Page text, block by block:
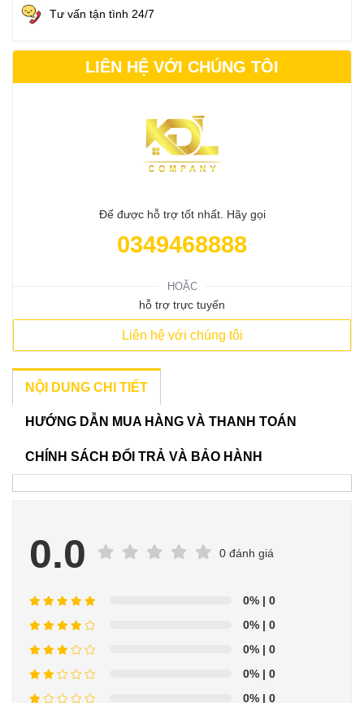
Tư vấn tận tình 24/7
LIÊN HỆ VỚI CHÚNG TÔI
Để được hỗ trợ tốt nhất. Hãy gọi
0349468888
HOẶC
hỗ trợ trực tuyến
Liên hệ với chúng tôi
NỘI DUNG CHI TIẾT
HƯỚNG DẪN MUA HÀNG VÀ THANH TOÁN
CHÍNH SÁCH ĐỔI TRẢ VÀ BẢO HÀNH
0.0 0 đánh giá
0% | 0
0% | 0
0% | 0
0% | 0
0% | 0